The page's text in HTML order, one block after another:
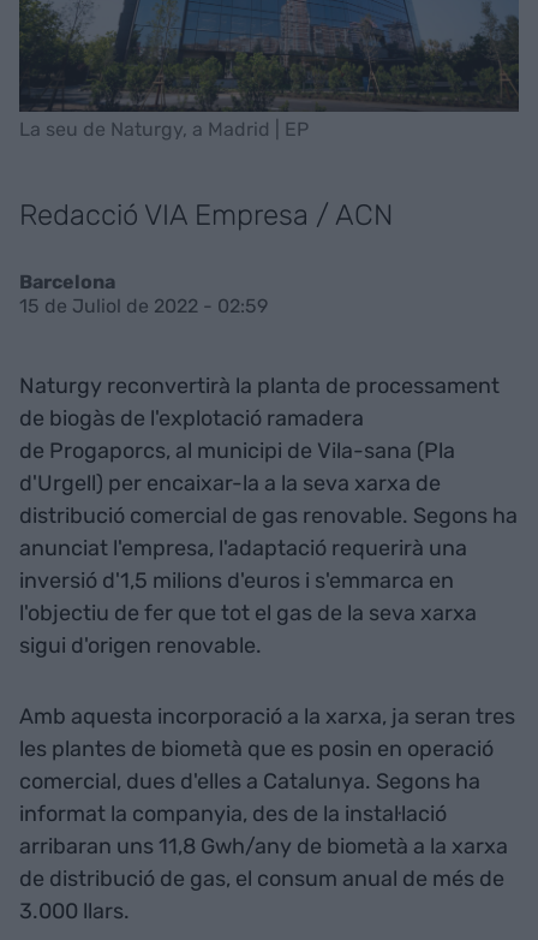
La seu de Naturgy, a Madrid | EP
Redacció VIA Empresa / ACN
Barcelona
15 de Juliol de 2022 - 02:59
Naturgy reconvertirà la planta de processament
de biogàs de l'explotació ramadera
de Progaporcs, al municipi de Vila-sana (Pla
d'Urgell) per encaixar-la a la seva xarxa de
distribució comercial de gas renovable. Segons ha
anunciat l'empresa, l'adaptació requerirà una
inversió d'1,5 milions d'euros i s'emmarca en
l'objectiu de fer que tot el gas de la seva xarxa
sigui d'origen renovable.
Amb aquesta incorporació a la xarxa, ja seran tres
les plantes de biometà que es posin en operació
comercial, dues d'elles a Catalunya. Segons ha
informat la companyia, des de la instal·lació
arribaran uns 11,8 Gwh/any de biometà a la xarxa
de distribució de gas, el consum anual de més de
3.000 llars.